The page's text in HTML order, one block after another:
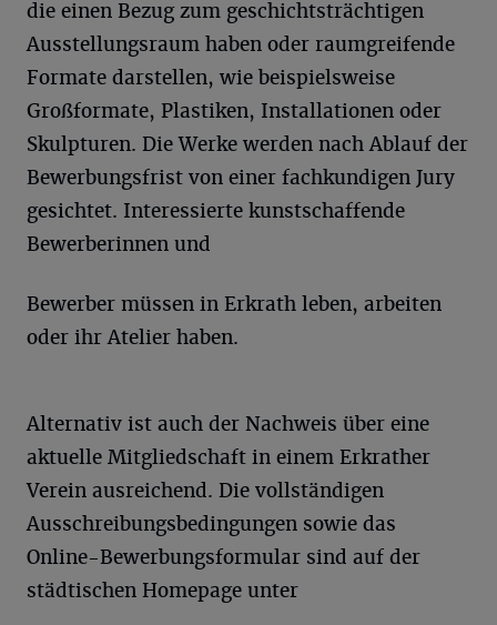
die einen Bezug zum geschichtsträchtigen
Ausstellungsraum haben oder raumgreifende
Formate darstellen, wie beispielsweise
Großformate, Plastiken, Installationen oder
Skulpturen. Die Werke werden nach Ablauf der
Bewerbungsfrist von einer fachkundigen Jury
gesichtet. Interessierte kunstschaffende
Bewerberinnen und
Bewerber müssen in Erkrath leben, arbeiten
oder ihr Atelier haben.
Alternativ ist auch der Nachweis über eine
aktuelle Mitgliedschaft in einem Erkrather
Verein ausreichend. Die vollständigen
Ausschreibungsbedingungen sowie das
Online-Bewerbungsformular sind auf der
städtischen Homepage unter